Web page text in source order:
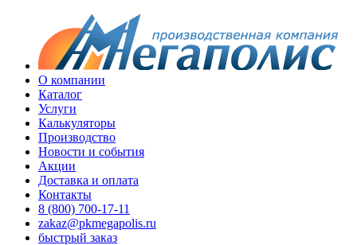
О компании
Каталог
Услуги
Калькуляторы
Производство
Новости и события
Акции
Доставка и оплата
Контакты
8 (800) 700-17-11
zakaz@pkmegapolis.ru
быстрый заказ